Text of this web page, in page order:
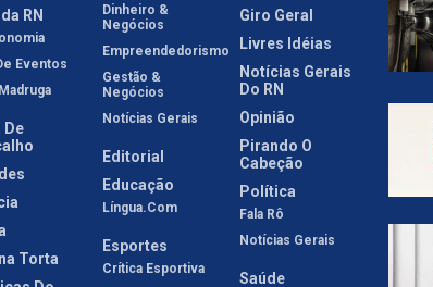
RN
Eventos
De
Torta
Dinheiro &
Negócios
Empreendedorismo
Gestão &
Negócios
Notícias Gerais
Editorial
Educação
Língua.com
Esportes
Crítica Esportiva
Giro Geral
Livres Idéias
Notícias Gerais
Do RN
Opinião
Pirando O
Cabeção
Política
Fala Rô
Notícias Gerais
Saúde